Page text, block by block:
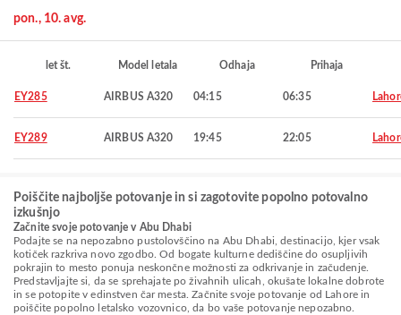
pon., 10. avg.
let št. Model letala Odhaja Prihaja
EY285 AIRBUS A320 04:15 06:35
EY289 AIRBUS A320 19:45 22:05
Poiščite najboljše potovanje in si zagotovite popolno potovalno
izkušnjo
Začnite svoje potovanje v Abu Dhabi
Podajte se na nepozabno pustolovščino na Abu Dhabi, destinacijo, kjer vsak
kotiček razkriva novo zgodbo. Od bogate kulturne dediščine do osupljivih
pokrajin to mesto ponuja neskončne možnosti za odkrivanje in začudenje.
Predstavljajte si, da se sprehajate po živahnih ulicah, okušate lokalne dobrote
in se potopite v edinstven čar mesta. Začnite svoje potovanje od Lahore in
poiščite popolno letalsko vozovnico, da bo vaše potovanje nepozabno.